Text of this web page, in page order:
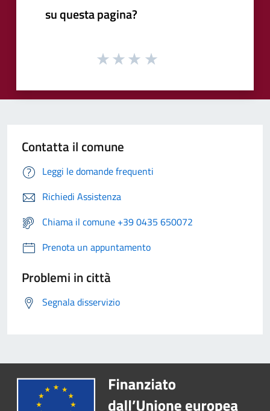
su questa pagina?
Contatta il comune
Leggi le domande frequenti
Richiedi Assistenza
Chiama il comune +39 0435 650072
Prenota un appuntamento
Problemi in città
Segnala disservizio